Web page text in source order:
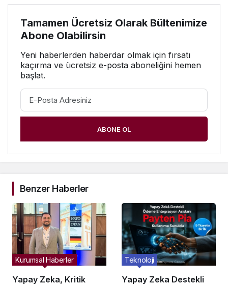
Tamamen Ücretsiz Olarak Bültenimize
Abone Olabilirsin
Yeni haberlerden haberdar olmak için fırsatı
kaçırma ve ücretsiz e-posta aboneliğini hemen
başlat.
ABONE OL
Benzer Haberler
Yapay Zeka, Kritik
Kurumsal Haberler
Yapay Zeka Destekli
Teknoloji